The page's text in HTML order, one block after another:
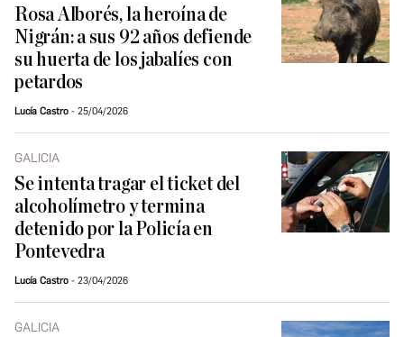
Rosa Alborés, la heroína de
Nigrán: a sus 92 años defiende
su huerta de los jabalíes con
petardos
Lucía Castro 25/04/2026
GALICIA
Se intenta tragar el ticket del
alcoholímetro y termina
detenido por la Policía en
Pontevedra
Lucía Castro 23/04/2026
GALICIA